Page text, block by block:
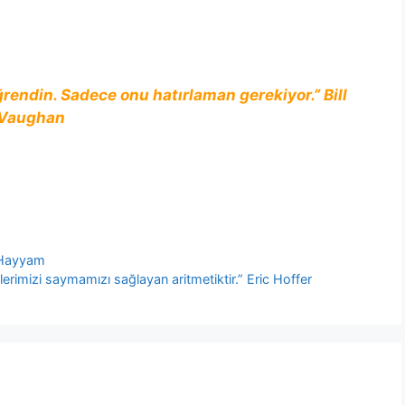
Sadece onu hatırlaman gerekiyor.” Bill
saymamızı sağlayan aritmetiktir.” Eric Hoffer